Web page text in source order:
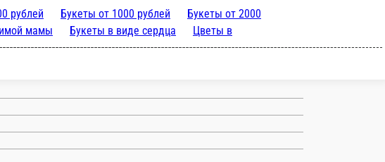
Букеты от 500 рублей
Букеты от
Букеты от 4000 рублей
Букеты от
в коробках
Цветы в